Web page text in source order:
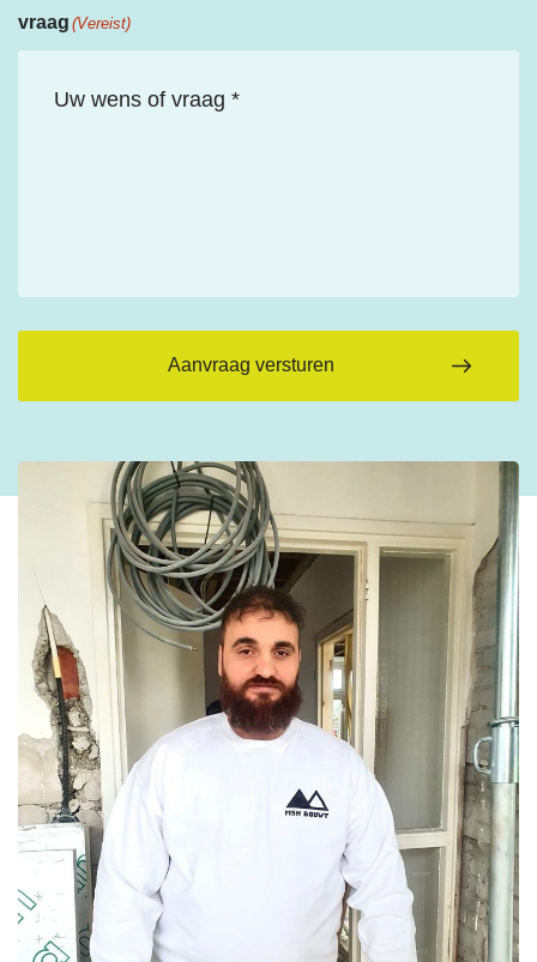
vraag (Vereist)